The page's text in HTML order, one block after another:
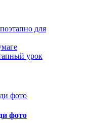
для
урок
фото